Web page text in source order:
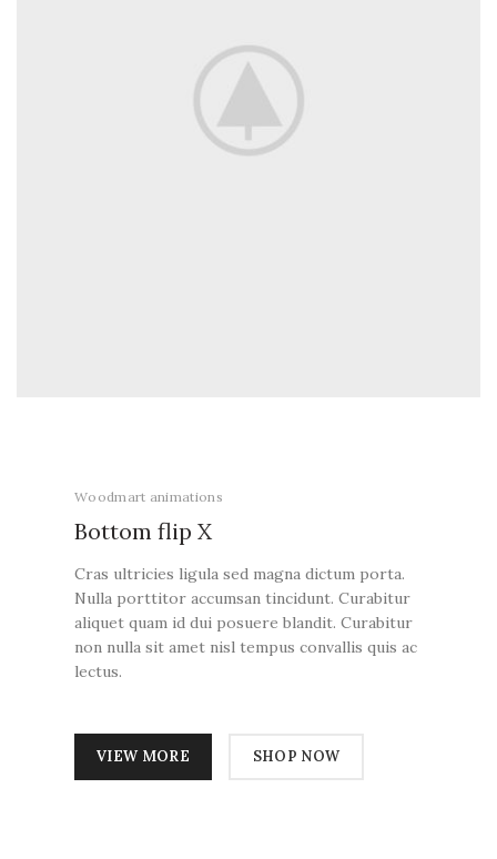
Woodmart animations
Bottom flipX
Cras ultricies ligula sed magna dictum porta.
Nulla porttitor accumsan tincidunt. Curabitur
aliquet quam id dui posuere blandit. Curabitur
non nulla sit amet nisl tempus convallis quis ac
lectus.
VIEW MORE SHOP NOW